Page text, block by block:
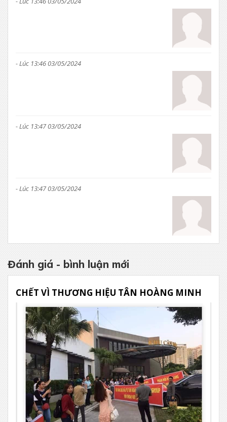
- Lúc 13:46 03/05/2024
- Lúc 13:47 03/05/2024
- Lúc 13:47 03/05/2024
Đánh giá - bình luận mới
CHẾT VÌ THƯƠNG HIỆU TÂN HOÀNG MINH